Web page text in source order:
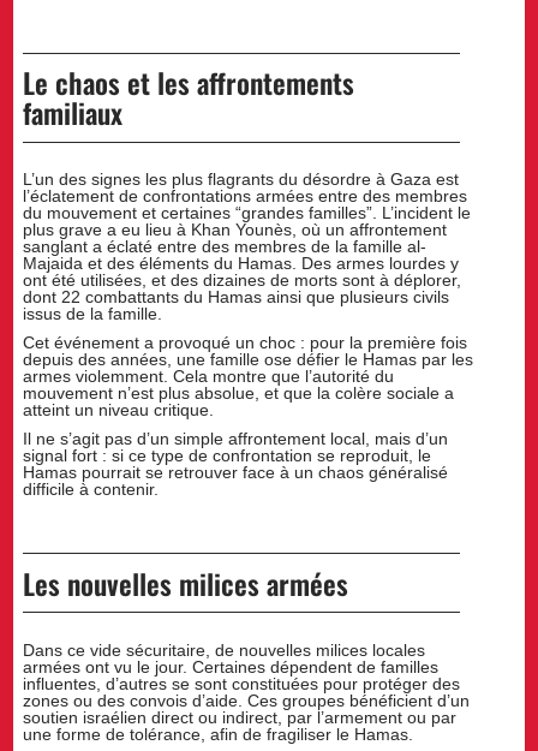
Le chaos et les affrontements
familiaux
L’un des signes les plus flagrants du désordre à Gaza est
l’éclatement de confrontations armées entre des membres
du mouvement et certaines “grandes familles”. L’incident le
plus grave a eu lieu à Khan Younès, où un affrontement
sanglant a éclaté entre des membres de la famille al-
Majaida et des éléments du Hamas. Des armes lourdes y
ont été utilisées, et des dizaines de morts sont à déplorer,
dont 22 combattants du Hamas ainsi que plusieurs civils
issus de la famille.
Cet événement a provoqué un choc : pour la première fois
depuis des années, une famille ose défier le Hamas par les
armes violemment. Cela montre que l’autorité du
mouvement n’est plus absolue, et que la colère sociale a
atteint un niveau critique.
Il ne s’agit pas d’un simple affrontement local, mais d’un
signal fort : si ce type de confrontation se reproduit, le
Hamas pourrait se retrouver face à un chaos généralisé
difficile à contenir.
Les nouvelles milices armées
Dans ce vide sécuritaire, de nouvelles milices locales
armées ont vu le jour. Certaines dépendent de familles
influentes, d’autres se sont constituées pour protéger des
zones ou des convois d’aide. Ces groupes bénéficient d’un
soutien israélien direct ou indirect, par l’armement ou par
une forme de tolérance, afin de fragiliser le Hamas.